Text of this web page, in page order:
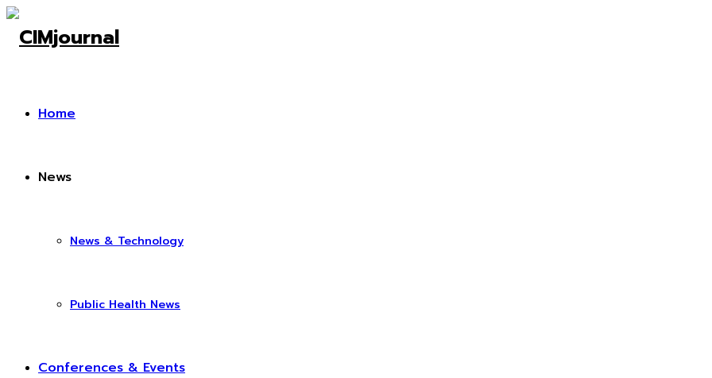
Home
News
News & Technology
Public Health News
Conferences & Events